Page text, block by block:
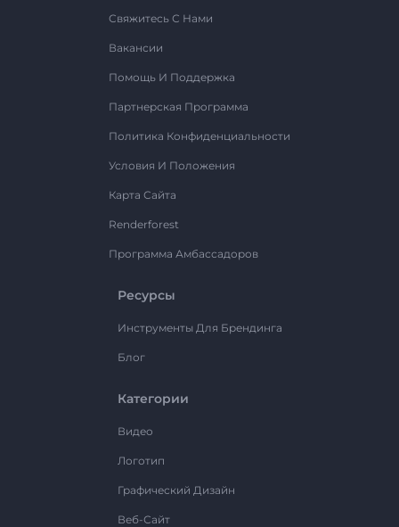
Свяжитесь С Нами
Вакансии
Помощь И Поддержка
Партнерская Программа
Политика Конфиденциальности
Условия И Положения
Карта Сайта
Renderforest
Программа Амбассадоров
Ресурсы
Инструменты Для Брендинга
Блог
Категории
Видео
Логотип
Графический Дизайн
Веб-Сайт